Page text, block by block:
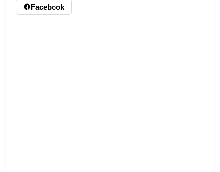
Facebook